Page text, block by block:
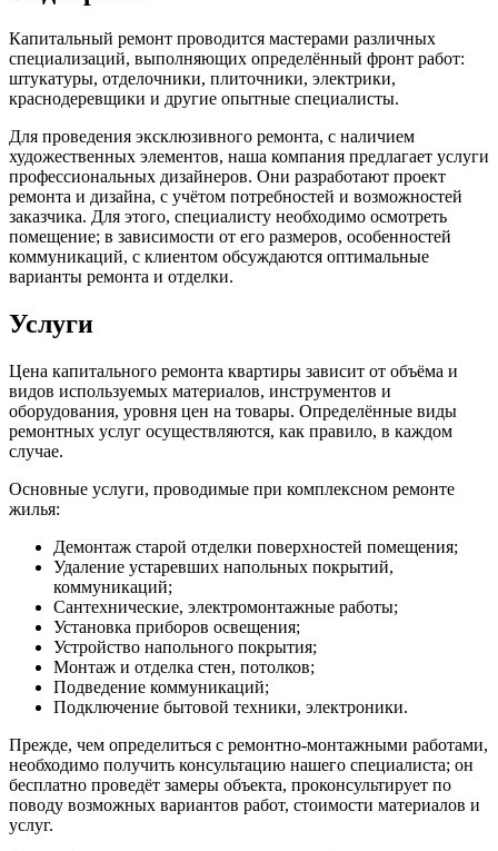
Капитальный ремонт проводится мастерами различных
специализаций, выполняющих определённый фронт работ:
штукатуры, отделочники, плиточники, электрики,
краснодеревщики и другие опытные специалисты.
Для проведения эксклюзивного ремонта, с наличием
художественных элементов, наша компания предлагает услуги
профессиональных дизайнеров. Они разработают проект
ремонта и дизайна, с учётом потребностей и возможностей
заказчика. Для этого, специалисту необходимо осмотреть
помещение; в зависимости от его размеров, особенностей
коммуникаций, с клиентом обсуждаются оптимальные
варианты ремонта и отделки.
Услуги
Цена капитального ремонта квартиры зависит от объёма и
видов используемых материалов, инструментов и
оборудования, уровня цен на товары. Определённые виды
ремонтных услуг осуществляются, как правило, в каждом
случае.
Основные услуги, проводимые при комплексном ремонте
жилья:
Демонтаж старой отделки поверхностей помещения;
Удаление устаревших напольных покрытий,
коммуникаций;
Сантехнические, электромонтажные работы;
Установка приборов освещения;
Устройство напольного покрытия;
Монтаж и отделка стен, потолков;
Подведение коммуникаций;
Подключение бытовой техники, электроники.
Прежде, чем определиться с ремонтно-монтажными работами,
необходимо получить консультацию нашего специалиста; он
бесплатно проведёт замеры объекта, проконсультирует по
поводу возможных вариантов работ, стоимости материалов и
услуг.